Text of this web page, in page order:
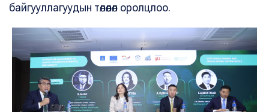
байгууллагуудын төлөөлөл оролцлоо.